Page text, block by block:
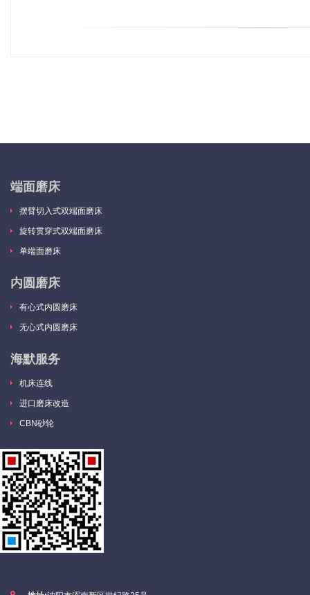
端面磨床
摆臂切入式双端面磨床
旋转贯穿式双端面磨床
单端面磨床
内圆磨床
有心式内圆磨床
无心式内圆磨床
海默服务
机床连线
进口磨床改造
CBN砂轮